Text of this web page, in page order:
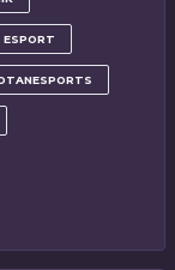
ESPORT